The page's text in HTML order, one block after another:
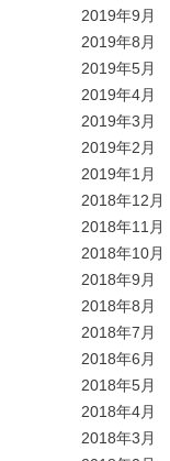
2019年9月
2019年8月
2019年5月
2019年4月
2019年3月
2019年2月
2019年1月
2018年12月
2018年11月
2018年10月
2018年9月
2018年8月
2018年7月
2018年6月
2018年5月
2018年4月
2018年3月